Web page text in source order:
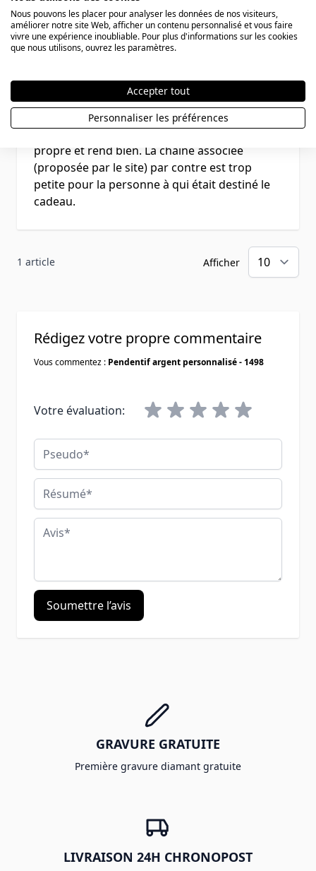
Joli pendentif discret
Soumis parVins100 24 juillet 2016
24/07/2016
Le pendentif est joli, discret. La gravure est
propre et rend bien. La chaîne associée
(proposée par le site) par contre est trop
petite pour la personne à qui était destiné le
cadeau.
1 article Afficher
Rédigez votre propre commentaire
Vous commentez : Pendentif argent personnalisé - 1498
Votre évaluation:
Pseudo
Résumé
Avis
Soumettre l’avis
GRAVURE GRATUITE
Première gravure diamant gratuite
LIVRAISON 24H CHRONOPOST
Nous pouvons les placer pour analyser les données de nos visiteurs,
améliorer notre site Web, afficher un contenu personnalisé et vous faire
vivre une expérience inoubliable. Pour plus d'informations sur les cookies
que nous utilisons, ouvrez les paramètres.
Accepter tout
Personnaliser les préférences